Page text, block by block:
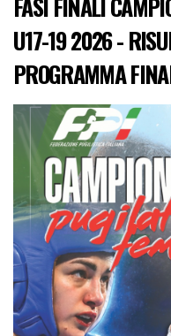
U17-19 2026 -
PROGRAMMA